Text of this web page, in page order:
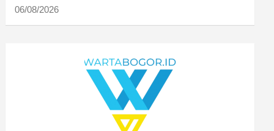
06/08/2026